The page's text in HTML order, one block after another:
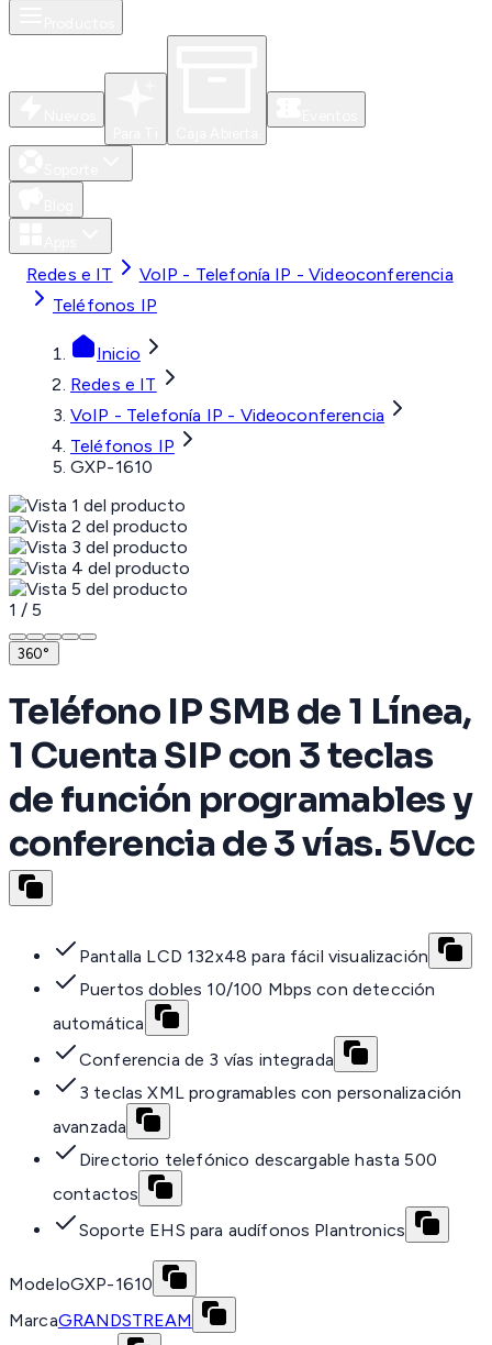
Redes e IT
VoIP - Telefonía IP - Videoconferencia
Teléfonos IP
Inicio
Redes e IT
VoIP - Telefonía IP - Videoconferencia
Teléfonos IP
GXP-1610
1 / 5
360°
Teléfono IP SMB de 1 Línea,
1 Cuenta SIP con 3 teclas
de función programables y
conferencia de 3 vías. 5Vcc
Pantalla LCD 132x48 para fácil visualización
Puertos dobles 10/100 Mbps con detección
automática
Conferencia de 3 vías integrada
3 teclas XML programables con personalización
avanzada
Directorio telefónico descargable hasta 500
contactos
Soporte EHS para audífonos Plantronics
ModeloGXP-1610
MarcaGRANDSTREAM